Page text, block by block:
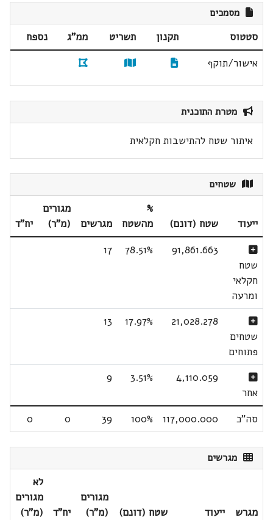
מסמכים
סטטוס תקנון תשריט ממ"ג
נספח
אישור/תוקף
מטרת התוכנית
איתור שטח להתישבות חקלאית
שטחים
ייעוד שטח (דונם)
%
מהשטח
מגרשים
מגורים
(מ"ר)
יח"ד
שטח
חקלאי
ומרעה
91,861.663
78.51%
17
שטחים
פתוחים
21,028.278
17.97%
13
אחר
4,110.059
3.51%
9
סה"כ 117,000.000
100%
39
0
0
מגרשים
מגרש ייעוד שטח (דונם)
מגורים
(מ"ר)
יח"ד
לא
מגורים
(מ"ר)